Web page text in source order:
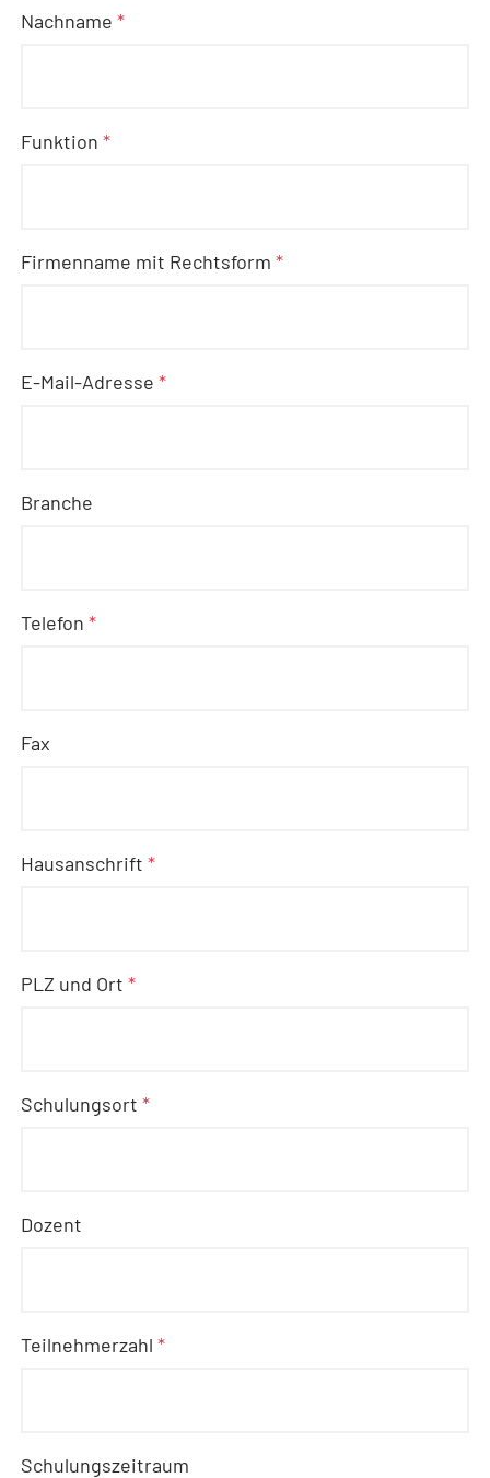
Nachname*
Funktion*
Firmenname mit Rechtsform*
E-Mail-Adresse*
Branche
Telefon*
Fax
Hausanschrift*
PLZ und Ort*
Schulungsort*
Dozent
Teilnehmerzahl*
Schulungszeitraum